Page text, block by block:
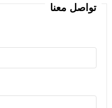
تواصل معنا